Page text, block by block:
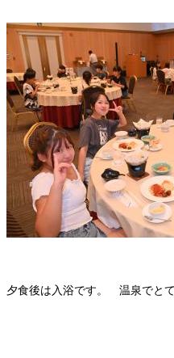
夕食後は入浴です。 温泉でと